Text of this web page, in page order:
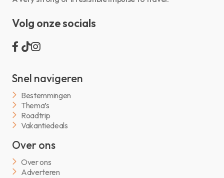
Volg onze socials
Snel navigeren
Bestemmingen
Thema’s
Roadtrip
Vakantiedeals
Over ons
Over ons
Adverteren